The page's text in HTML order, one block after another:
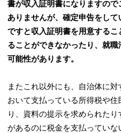
書が収入証明書になりますの
ありませんが、確定申告をして
ですと収入証明書を用意するこ
ることができなかったり、就
可能性があります。
またこれ以外にも、自治体に
おいて支払っている所得税や
り、資料の提示を求められた
があるのに税金を支払っていな